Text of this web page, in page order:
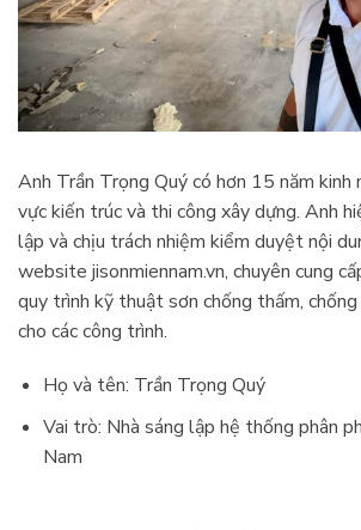
Anh Trần Trọng Quý có hơn 15 năm kinh
vực kiến trúc và thi công xây dựng. Anh
lập và chịu trách nhiệm kiểm duyệt nội
website jisonmiennam.vn, chuyên cung
quy trình kỹ thuật sơn chống thấm,
cho các công trình.
Họ và tên: Trần Trọng Quý
Vai trò: Nhà sáng lập hệ thống phân
Nam